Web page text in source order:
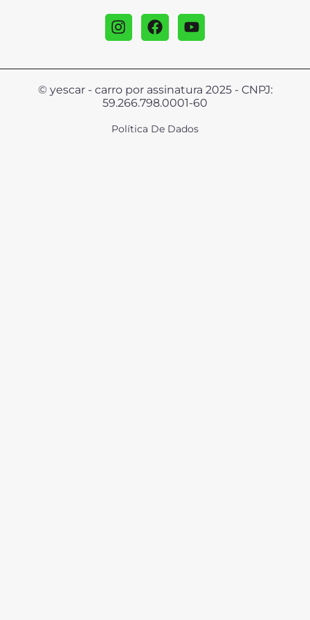
© yescar - carro por assinatura 2025 - CNPJ:
59.266.798.0001-60
Política De Dados